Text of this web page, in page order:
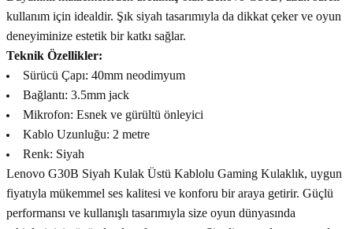
kullanım için idealdir. Şık siyah tasarımıyla da dikkat çeker ve oyun
deneyiminize estetik bir katkı sağlar.
Teknik Özellikler:
Sürücü Çapı: 40mm neodimyum
Bağlantı: 3.5mm jack
Mikrofon: Esnek ve gürültü önleyici
Kablo Uzunluğu: 2 metre
Renk: Siyah
Lenovo G30B Siyah Kulak Üstü Kablolu Gaming Kulaklık, uygun
fiyatıyla mükemmel ses kalitesi ve konforu bir araya getirir. Güçlü
performansı ve kullanışlı tasarımıyla size oyun dünyasında